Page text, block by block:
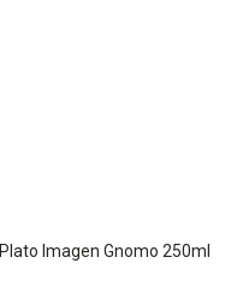
Imagen Gnomo 250ml